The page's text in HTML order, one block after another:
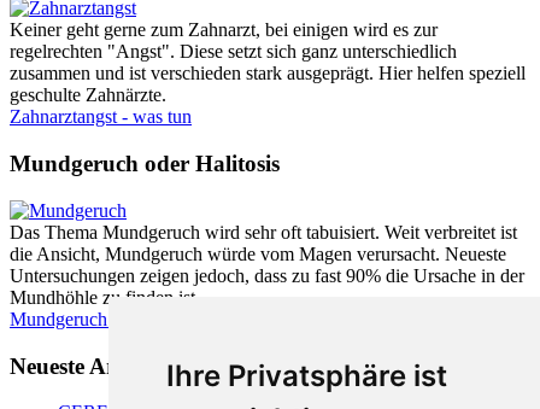
Ihre Privatsphäre ist
Keiner geht gerne zum Zahnarzt, bei einigen wird es zur
regelrechten "Angst". Diese setzt sich ganz unterschiedlich
zusammen und ist verschieden stark ausgeprägt. Hier helfen speziell
geschulte Zahnärzte.
Zahnarztangst - was tun
Mundgeruch oder Halitosis
Das Thema Mundgeruch wird sehr oft tabuisiert. Weit verbreitet ist
die Ansicht, Mundgeruch würde vom Magen verursacht. Neueste
Untersuchungen zeigen jedoch, dass zu fast 90% die Ursache in der
Mundhöhle zu finden ist.
Mundgeruch - was hilft
Neueste Artikel: